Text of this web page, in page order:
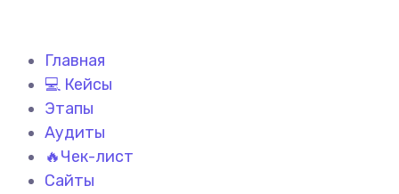
Главная
💻 Кейсы
Этапы
Аудиты
🔥Чек-лист
Сайты